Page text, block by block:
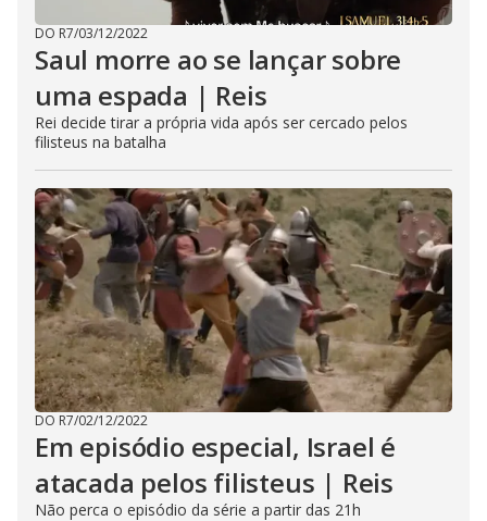
DO R7/03/12/2022
Saul morre ao se lançar sobre
uma espada | Reis
Rei decide tirar a própria vida após ser cercado pelos
filisteus na batalha
DO R7/02/12/2022
Em episódio especial, Israel é
atacada pelos filisteus | Reis
Não perca o episódio da série a partir das 21h